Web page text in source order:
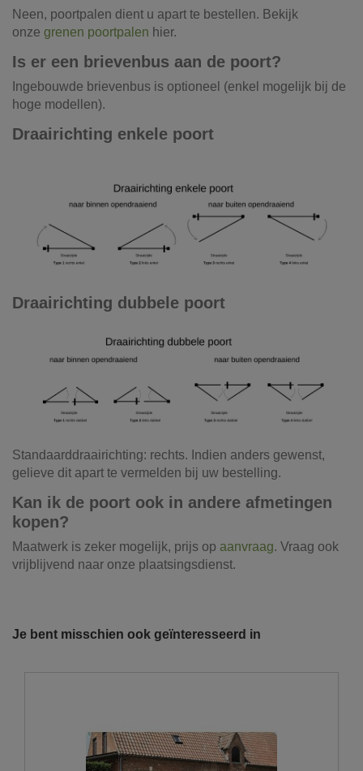
Neen, poortpalen dient u apart te bestellen. Bekijk
onze grenen poortpalen hier.
Is er een brievenbus aan de poort?
Ingebouwde brievenbus is optioneel (enkel mogelijk bij de
hoge modellen).
Draairichting enkele poort
Draairichting dubbele poort
Standaarddraairichting: rechts. Indien anders gewenst,
gelieve dit apart te vermelden bij uw bestelling.
Kan ik de poort ook in andere afmetingen
kopen?
Maatwerk is zeker mogelijk, prijs op aanvraag. Vraag ook
vrijblijvend naar onze plaatsingsdienst.
grond, grind, schors, ...
laadvolumes en -vermogens. De laadvolumes kunnen
variëren van 10m³ tot 30m³.
Je bent misschien ook geïnteresseerd in